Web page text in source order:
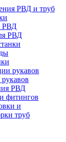
РВД и труб
РВД
РВД
рукавов
РВД
фитингов
и
труб